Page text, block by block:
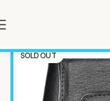
SOLD OUT